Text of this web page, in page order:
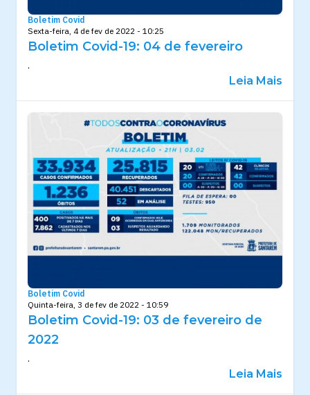
Boletim Covid
Sexta-feira, 4 de fev de 2022 - 10:25
Boletim Covid-19: 04 de fevereiro
.
Leia Mais
Boletim Covid
Quinta-feira, 3 de fev de 2022 - 10:59
Boletim Covid-19: 03 de fevereiro de
2022
.
Leia Mais